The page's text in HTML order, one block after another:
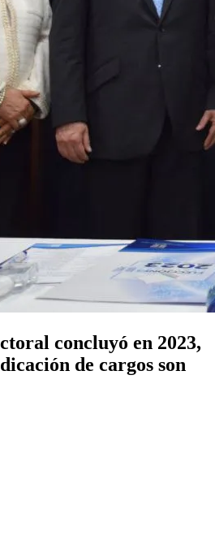
concluyó en 2023,
de cargos son